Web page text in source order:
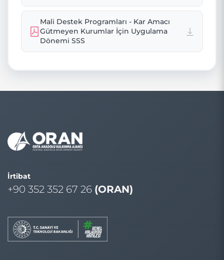
Mali Destek Programları - Kar Amacı
Gütmeyen Kurumlar İçin Uygulama
Dönemi SSS
İrtibat
+90 352 352 67 26 (ORAN)